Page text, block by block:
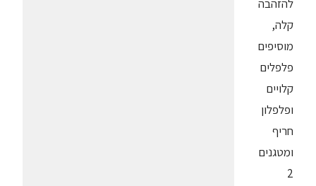
להזהבה
קלה,
מוסיפים
פלפלים
קלויים
ופלפלון
חריף
ומטגנים
2